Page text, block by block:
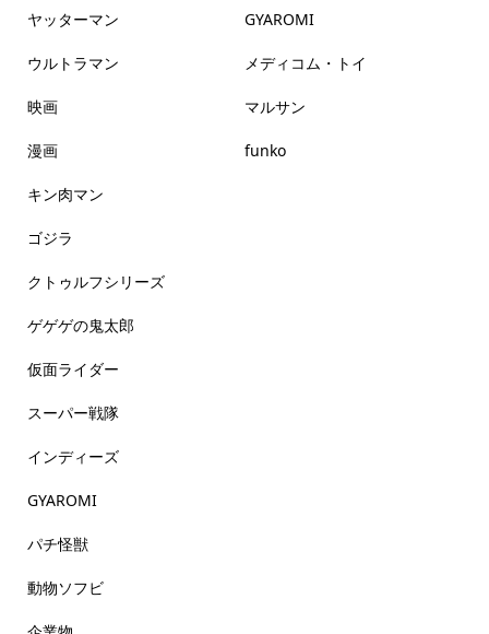
ヤッターマン
ウルトラマン
映画
漫画
キン肉マン
ゴジラ
クトゥルフシリーズ
ゲゲゲの鬼太郎
仮面ライダー
スーパー戦隊
インディーズ
GYAROMI
パチ怪獣
動物ソフビ
GYAROMI
メディコム・トイ
マルサン
funko